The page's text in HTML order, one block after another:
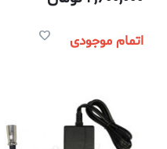
اتمام موجودی